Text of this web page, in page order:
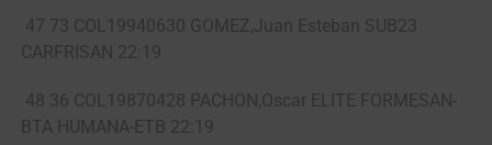
47 73 COL19940630 GOMEZ,Juan Esteban SUB23
CARFRISAN 22:19
48 36 COL19870428 PACHON,Oscar ELITE FORMESAN-
BTA HUMANA-ETB 22:19